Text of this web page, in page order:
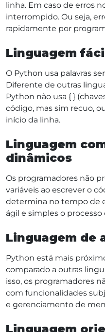
linha. Em caso de erros
interrompido. Ou seja,
rapidamente por
Linguagem
O Python usa palavras
Diferente de outras
Python não usa { }
código, mas sim recuo,
início da linha.
Linguagem
dinâmicos
Os programadores não
variáveis ao escrever o
determina no tempo de
ágil e simples o processo
Linguagem de
Python está mais
comparado a outras
isso, os programadores
com funcionalidades
e gerenciamento de
Linguagem